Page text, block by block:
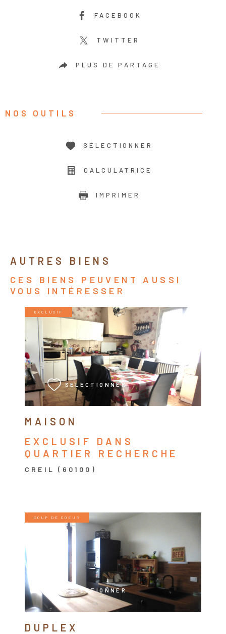
FACEBOOK
TWITTER
PLUS DE PARTAGE
NOS OUTILS
SÉLECTIONNER
CALCULATRICE
IMPRIMER
AUTRES BIENS
CES BIENS PEUVENT AUSSI
VOUS INTÉRESSER
MAISON
EXCLUSIF DANS
QUARTIER RECHERCHE
CREIL (60100)
EXCLUSIF
SÉLECTIONNER
VOIR LE BIEN
DUPLEX
COUP DE COEUR
SÉLECTIONNER
VOIR LE BIEN